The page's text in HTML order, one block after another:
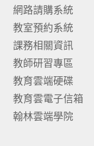
網路請購系統
教室預約系統
課務相關資訊
教師研習專區
教育雲端硬碟
教育雲電子信箱
翰林雲端學院